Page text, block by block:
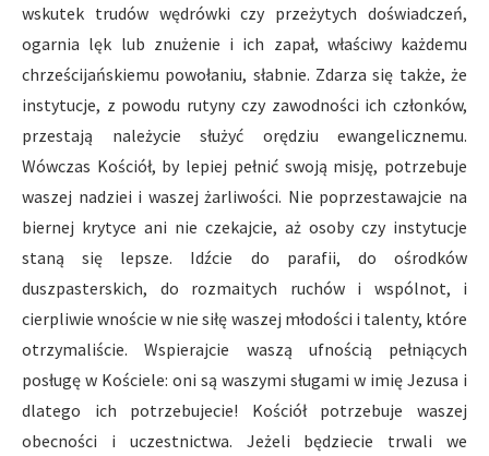
wskutek trudów wędrówki czy przeżytych doświadczeń,
ogarnia lęk lub znużenie i ich zapał, właściwy każdemu
chrześcijańskiemu powołaniu, słabnie. Zdarza się także, że
instytucje, z powodu rutyny czy zawodności ich członków,
przestają należycie służyć orędziu ewangelicznemu.
Wówczas Kościół, by lepiej pełnić swoją misję, potrzebuje
waszej nadziei i waszej żarliwości. Nie poprzestawajcie na
biernej krytyce ani nie czekajcie, aż osoby czy instytucje
staną się lepsze. Idźcie do parafii, do ośrodków
duszpasterskich, do rozmaitych ruchów i wspólnot, i
cierpliwie wnoście w nie siłę waszej młodości i talenty, które
otrzymaliście. Wspierajcie waszą ufnością pełniących
posługę w Kościele: oni są waszymi sługami w imię Jezusa i
dlatego ich potrzebujecie! Kościół potrzebuje waszej
obecności i uczestnictwa. Jeżeli będziecie trwali we